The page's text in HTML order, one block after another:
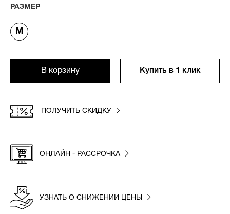
РАЗМЕР
M
В корзину Купить в 1 клик
ПОЛУЧИТЬ СКИДКУ
ОНЛАЙН - РАССРОЧКА
УЗНАТЬ О СНИЖЕНИИ ЦЕНЫ